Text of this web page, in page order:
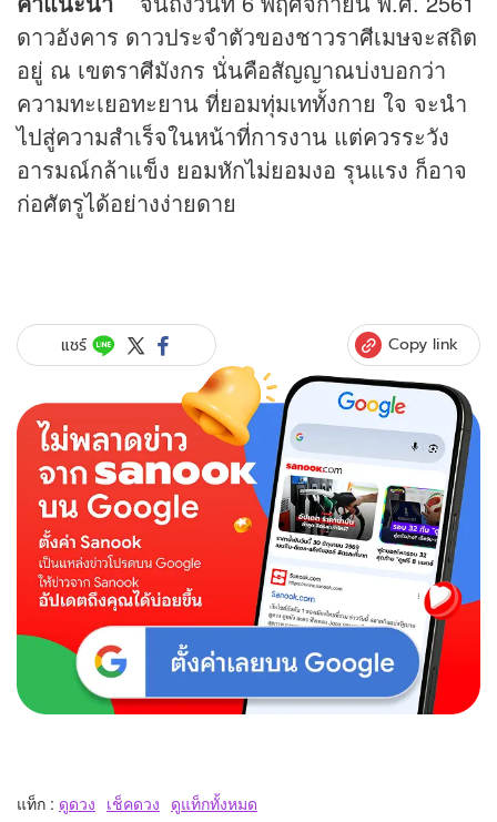
ดาวอังคาร ดาวประจำตัวของชาวราศีเมษจะสถิต
อยู่ ณ เขตราศีมังกร นั่นคือสัญญาณบ่งบอกว่า
ความทะเยอทะยาน ที่ยอมทุ่มเททั้งกาย ใจ จะนำ
ไปสู่ความสำเร็จในหน้าที่การงาน แต่ควรระวัง
อารมณ์กล้าแข็ง ยอมหักไม่ยอมงอ รุนแรง ก็อาจ
ก่อศัตรูได้อย่างง่ายดาย
แชร์ Copy link
แท็ก : ดูดวง เช็คดวง ดูแท็กทั้งหมด